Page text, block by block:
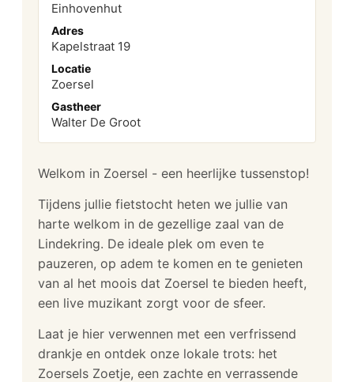
Einhovenhut
Adres
Kapelstraat 19
Locatie
Zoersel
Gastheer
Walter De Groot
Welkom in Zoersel - een heerlijke tussenstop!
Tijdens jullie fietstocht heten we jullie van
harte welkom in de gezellige zaal van de
Lindekring. De ideale plek om even te
pauzeren, op adem te komen en te genieten
van al het moois dat Zoersel te bieden heeft,
een live muzikant zorgt voor de sfeer.
Laat je hier verwennen met een verfrissend
drankje en ontdek onze lokale trots: het
Zoersels Zoetje, een zachte en verrassende